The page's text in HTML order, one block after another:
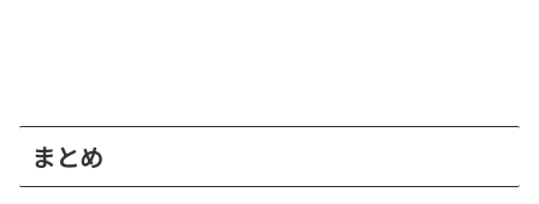
まとめ